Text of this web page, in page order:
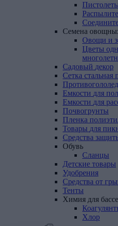
Семена
Овощи и
Цветы
Садовый декор
Сетка стальная
Емкости для
Емкости для
Почвогрунты
Пленка
Товары для
Средства
Обувь
Сланцы
Детские товары
Удобрения
Средства от
Тенты
Химия для
Хлор